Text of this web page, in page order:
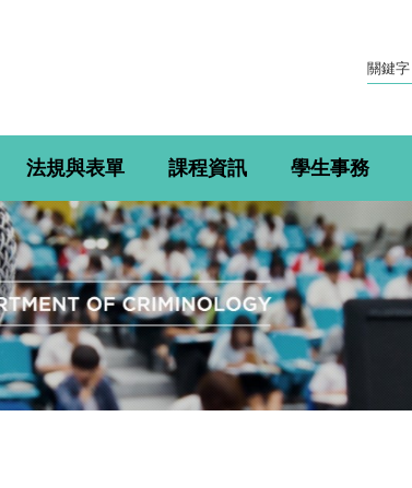
法規與表單 課程資訊 學生事務